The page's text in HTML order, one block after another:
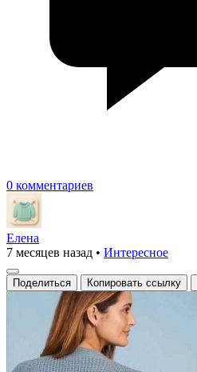
0 комментариев
Елена
7 месяцев назад • Интересное
Поделиться Копировать ссылку